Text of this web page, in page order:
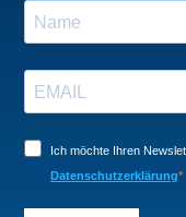
Ich möchte Ihren
Datenschutzerklärung